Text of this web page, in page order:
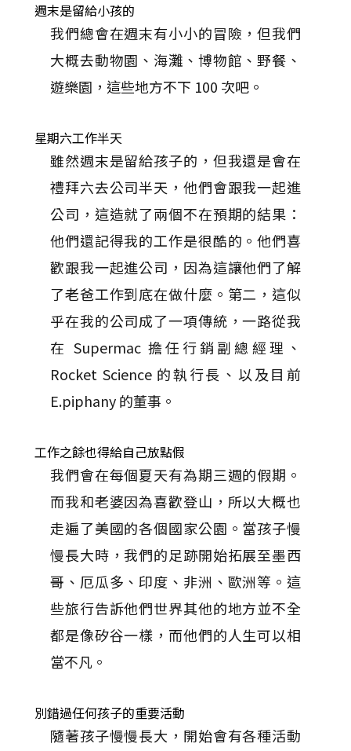
週末是留給小孩的
我們總會在週末有小小的冒險，但我們
大概去動物園、海灘、博物館、野餐、
遊樂園，這些地方不下 100 次吧。
星期六工作半天
雖然週末是留給孩子的，但我還是會在
禮拜六去公司半天，他們會跟我一起進
公司，這造就了兩個不在預期的結果：
他們還記得我的工作是很酷的。他們喜
歡跟我一起進公司，因為這讓他們了解
了老爸工作到底在做什麼。第二，這似
乎在我的公司成了一項傳統，一路從我
在 Supermac 擔任行銷副總經理、
Rocket Science 的執行長、以及目前
E.piphany 的董事。
工作之餘也得給自己放點假
我們會在每個夏天有為期三週的假期。
而我和老婆因為喜歡登山，所以大概也
走遍了美國的各個國家公園。當孩子慢
慢長大時，我們的足跡開始拓展至墨西
哥、厄瓜多、印度、非洲、歐洲等。這
些旅行告訴他們世界其他的地方並不全
都是像矽谷一樣，而他們的人生可以相
當不凡。
別錯過任何孩子的重要活動
隨著孩子慢慢長大，開始會有各種活動